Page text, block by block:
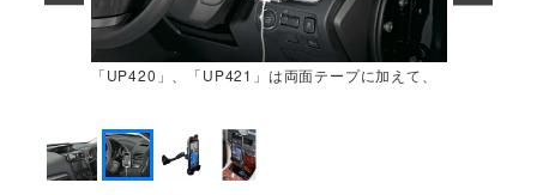
「UP420」、「UP421」は両面テープに加えて、